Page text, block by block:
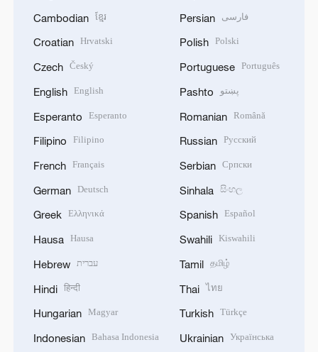
Cambodian ខ្មែរ
Croatian Hrvatski
Czech Český
English English
Esperanto Esperanto
Filipino Filipino
French Français
German Deutsch
Greek Ελληνικά
Hausa Hausa
Hebrew עברית
Hindi हिन्दी
Hungarian Magyar
Indonesian Bahasa Indonesia
Persian فارسی
Polish Polski
Portuguese Português
Pashto پښتو
Romanian Română
Russian Русский
Serbian Српски
Sinhala සිංහල
Spanish Español
Swahili Kiswahili
Tamil தமிழ்
Thai ไทย
Turkish Türkçe
Ukrainian Українська